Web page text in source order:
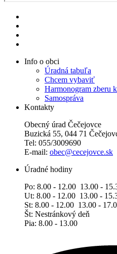
Info o obci
Úradná tabuľa
Chcem vybaviť
Harmonogram zberu
Samospráva
Kontakty
Obecný úrad Čečejovce
Buzická 55, 044 71
Tel: 055/3009690
E-mail: obec@cecejovce.sk
Úradné hodiny
Po: 8.00 - 12.00 13.00 -
Ut: 8.00 - 12.00 13.00 -
St: 8.00 - 12.00 13.00 -
Št: Nestránkový deň
Pia: 8.00 - 13.00